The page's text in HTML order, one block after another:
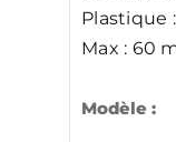
Plastique
Max : 60
Modèle :